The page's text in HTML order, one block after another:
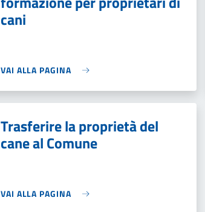
cani
VAI ALLA PAGINA
Trasferire la proprietà del
cane al Comune
VAI ALLA PAGINA